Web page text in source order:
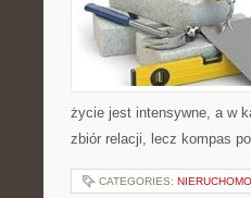
życie jest intensywne, a w
zbiór relacji, lecz kompas
CATEGORIES: